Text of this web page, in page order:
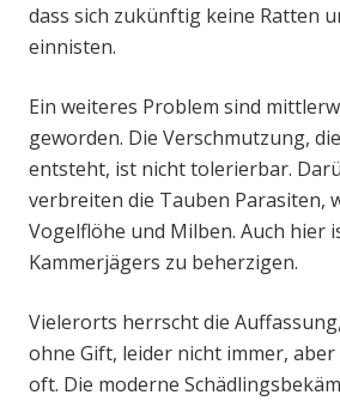
dass sich zukünftig keine Ratten
einnisten.
Ein weiteres Problem sind
geworden. Die Verschmutzung,
entsteht, ist nicht tolerierbar.
verbreiten die Tauben Parasiten,
Vogelflöhe und Milben. Auch hier
Kammerjägers zu beherzigen.
Vielerorts herrscht die
ohne Gift, leider nicht immer,
oft. Die moderne